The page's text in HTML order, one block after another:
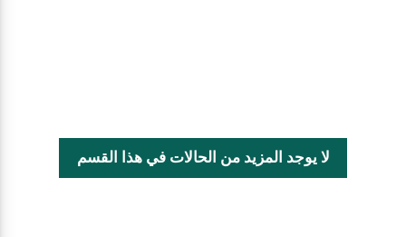
لا يوجد المزيد من الحالات في هذا القسم